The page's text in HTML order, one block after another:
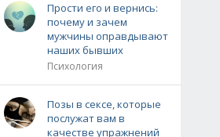
Прости его и вернись:
почему и зачем
мужчины оправдывают
наших бывших
Психология
Позы в сексе, которые
послужат вам в
качестве упражнений